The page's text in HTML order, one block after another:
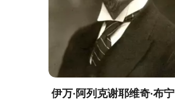
伊万·阿列克谢耶维奇·布宁